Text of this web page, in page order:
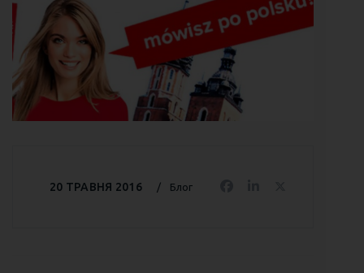
Блог
20 ТРАВНЯ 2016